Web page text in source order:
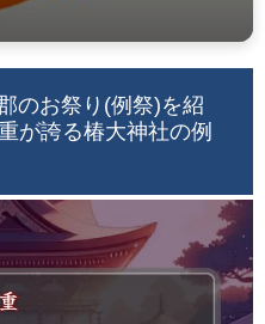
のお祭り(例祭)を紹
が誇る椿大神社の例